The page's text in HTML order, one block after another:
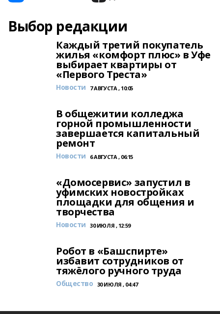
Выбор редакции
Каждый третий покупатель
жилья «комфорт плюс» в Уфе
выбирает квартиры от
«Первого Треста»
Новости 7 АВГУСТА , 10:05
В общежитии колледжа
горной промышленности
завершается капитальный
ремонт
Новости 6 АВГУСТА , 06:15
«Домосервис» запустил в
уфимских новостройках
площадки для общения и
творчества
Новости 30 ИЮЛЯ , 12:59
Робот в «Башспирте»
избавит сотрудников от
тяжёлого ручного труда
Общество 30 ИЮЛЯ , 04:47